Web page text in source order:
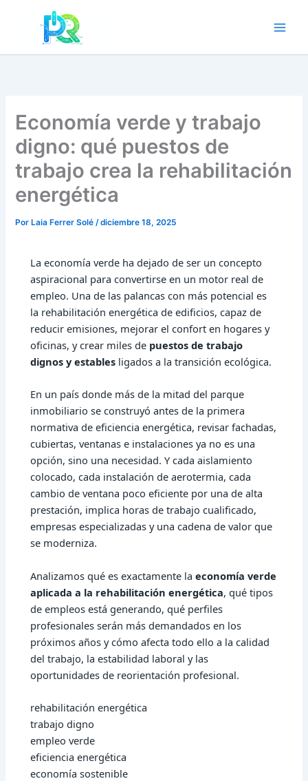
contenido
Economía verde y trabajo
digno: qué puestos de
trabajo crea la rehabilitación
energética
Por Laia Ferrer Solé/diciembre 18, 2025
Laeconomía verde ha dejado de ser un concepto
aspiracional para convertirse en un motor real de
empleo. Una de las palancas con más potencial es
la rehabilitación energética de edificios, capaz de
reducir emisiones, mejorar el confort en hogares y
oficinas, y crear miles de puestos de trabajo
dignos y estables ligados a la transición ecológica.
En un país donde más de la mitad del parque
inmobiliario se construyó antes de la primera
normativa de eficiencia energética, revisar fachadas,
cubiertas, ventanas e instalaciones ya no es una
opción, sino una necesidad. Y cada aislamiento
colocado, cada instalación de aerotermia, cada
cambio de ventana poco eficiente por una de alta
prestación, implica horas de trabajo cualificado,
empresas especializadas y una cadena de valor que
se moderniza.
Analizamos qué es exactamente laeconomía verde
aplicada a la rehabilitación energética, qué tipos
de empleos está generando, qué perfiles
profesionales serán más demandados en los
próximos años y cómo afecta todo ello a la calidad
del trabajo, la estabilidad laboral y las
oportunidades de reorientación profesional.
rehabilitación energética
trabajo digno
empleo verde
eficiencia energética
economía sostenible